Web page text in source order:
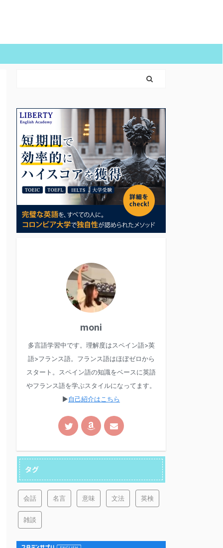
moni
多言語学習中です。理解度はスペイン語>英
語>フランス語。フランス語はほぼゼロから
スタート。スペイン語の知識をベースに英語
やフランス語を学ぶスタイルになってます。
▶︎自己紹介はこちら
タグ
会話 名言 意味 文法 英検
雑談